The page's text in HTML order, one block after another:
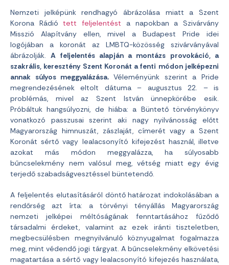
Nemzeti jelképünk rendhagyó ábrázolása miatt a Szent
Korona Rádiótett feljelentést a napokban a Szivárvány
Misszió Alapítvány ellen, mivel a Budapest Pride idei
logójában a koronát az LMBTQ-közösség szivárványával
ábrázolják.A feljelentés alapján a montázs provokáció, a
szakrális, keresztény Szent Koronát a fenti módon jelképezni
annak súlyos meggyalázása. Véleményünk szerint a Pride
megrendezésének eltolt dátuma – augusztus 22. – is
problémás, mivel az Szent István ünnepkörébe esik.
Próbáltuk hangsúlyozni, de hiába: a Büntető törvénykönyv
vonatkozó passzusai szerint aki nagy nyilvánosság előtt
Magyarország himnuszát, zászlaját, címerét vagy a Szent
Koronát sértő vagy lealacsonyító kifejezést használ, illetve
azokat más módon meggyalázza, ha súlyosabb
bűncselekmény nem valósul meg, vétség miatt egy évig
terjedő szabadságvesztéssel büntetendő.
A feljelentés elutasításáról döntő határozat indokolásában a
rendőrség azt írta: a törvényi tényállás Magyarország
nemzeti jelképei méltóságának fenntartásához fűződő
társadalmi érdeket, valamint az ezek iránti tiszteletben,
megbecsülésben megnyilvánuló köznyugalmat fogalmazza
meg, mint védendő jogi tárgyat. A bűncselekmény elkövetési
magatartása a sértő vagy lealacsonyító kifejezés használata,